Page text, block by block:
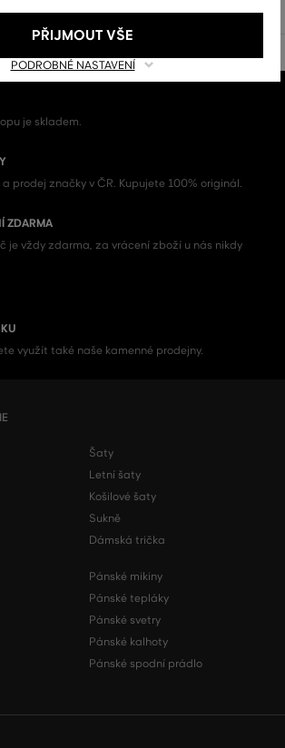
je skladem.
prodej značky v ČR. Kupujete 100% originál.
ZDARMA
je vždy zdarma, za vrácení zboží u nás nikdy
využít také naše kamenné prodejny.
Šaty
Letní šaty
Košilové šaty
Sukně
Dámská trička
Pánské mikiny
Pánské tepláky
Pánské svetry
Pánské kalhoty
Pánské spodní prádlo
PODROBNÉ NASTAVENÍ
PŘIJMOUT VŠE